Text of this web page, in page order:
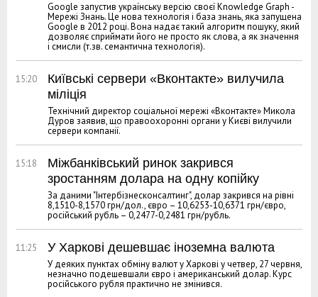
Google запустив українську версію своєї Knowledge Graph -
Мережі Знань. Це нова технологія і база знань, яка запущена
Google в 2012 році. Вона надає такий алгоритм пошуку, який
дозволяє сприймати його не просто як слова, а як значення
і смисли (т.зв. семантична технологія).
15:20
Київські сервери «Вконтакте» вилучила
міліція
Технічний директор соціальної мережі «Вконтакте» Микола
Дуров заявив, що правоохоронні органи у Києві вилучили
сервери компанії.
15:18
Міжбанківський ринок закрився
зростанням долара на одну копійку
За даними "Інтербізнесконсалтинг", долар закрився на рівні
8,1510-8,1570 грн/дол., євро – 10,6253-10,6371 грн/євро,
російський рубль – 0,2477-0,2481 грн/рубль.
11:25 У Харкові дешевшає іноземна валюта
У деяких пунктах обміну валют у Харкові у четвер, 27 червня,
незначно подешевшали євро і американський долар. Курс
російського рубля практично не змінився.